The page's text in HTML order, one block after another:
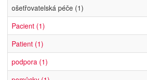
ošetřovatelská péče (1)
Pacient (1)
Patient (1)
podpora (1)